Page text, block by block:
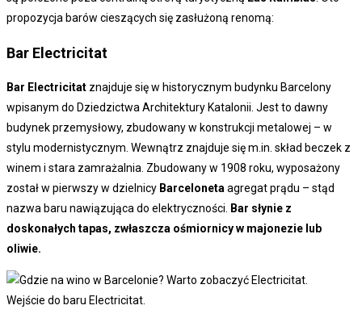
propozycja barów cieszących się zasłużoną renomą:
Bar Electricitat
Bar Electricitat znajduje się w historycznym budynku Barcelony
wpisanym do Dziedzictwa Architektury Katalonii. Jest to dawny
budynek przemysłowy, zbudowany w konstrukcji metalowej – w
stylu modernistycznym. Wewnątrz znajduje się m.in. skład beczek z
winem i stara zamrażalnia. Zbudowany w 1908 roku, wyposażony
został w pierwszy w dzielnicy Barceloneta agregat prądu – stąd
nazwa baru nawiązująca do elektryczności.
Bar słynie z
doskonałych tapas, zwłaszcza ośmiornicy w majonezie lub
oliwie.
Wejście do baru Electricitat.